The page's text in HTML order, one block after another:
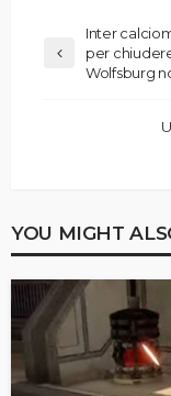
Inter
per
Wolfsburg
YOU MIGHT